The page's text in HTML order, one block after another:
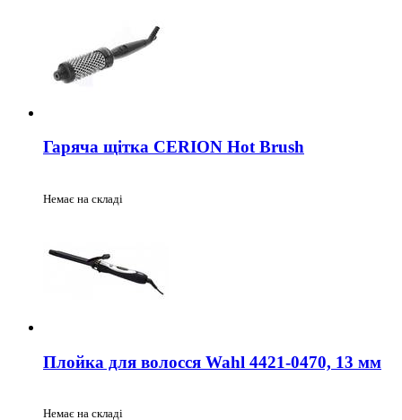
Гаряча щітка CERION Hot Brush
Немає на складі
Плойка для волосся Wahl 4421-0470, 13 мм
Немає на складі